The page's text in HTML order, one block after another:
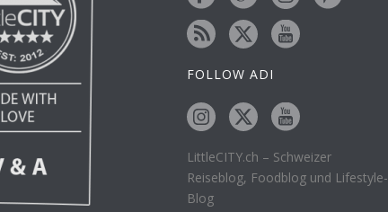
FOLLOW ADI
LittleCITY.ch – Schweizer
Reiseblog, Foodblog und Lifestyle-
Blog